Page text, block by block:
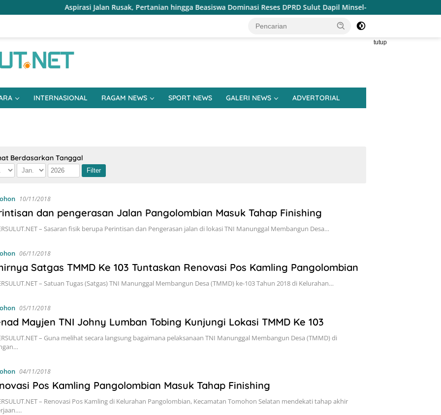
Aspirasi Jalan Rusak, Pertanian hingga Beasiswa Dominasi Reses DPRD Sulut Dapil Minsel-Mitra
tutup
INTERNASIONAL RAGAM NEWS SPORT NEWS GALERI NEWS ADVERTORIAL
Berdasarkan Tanggal
10/11/2018
dan pengerasan Jalan Pangolombian Masuk Tahap Finishing
– Sasaran fisik berupa Perintisan dan Pengerasan jalan di lokasi TNI Manunggal Membangun Desa…
06/11/2018
Satgas TMMD Ke 103 Tuntaskan Renovasi Pos Kamling Pangolombian
– Satuan Tugas (Satgas) TNI Manunggal Membangun Desa (TMMD) ke-103 Tahun 2018 di Kelurahan…
05/11/2018
Mayjen TNI Johny Lumban Tobing Kunjungi Lokasi TMMD Ke 103
– Guna melihat secara langsung bagaimana pelaksanaan TNI Manunggal Membangun Desa (TMMD) di
04/11/2018
Pos Kamling Pangolombian Masuk Tahap Finishing
– Renovasi Pos Kamling di Kelurahan Pangolombian, Kecamatan Tomohon Selatan mendekati tahap akhir